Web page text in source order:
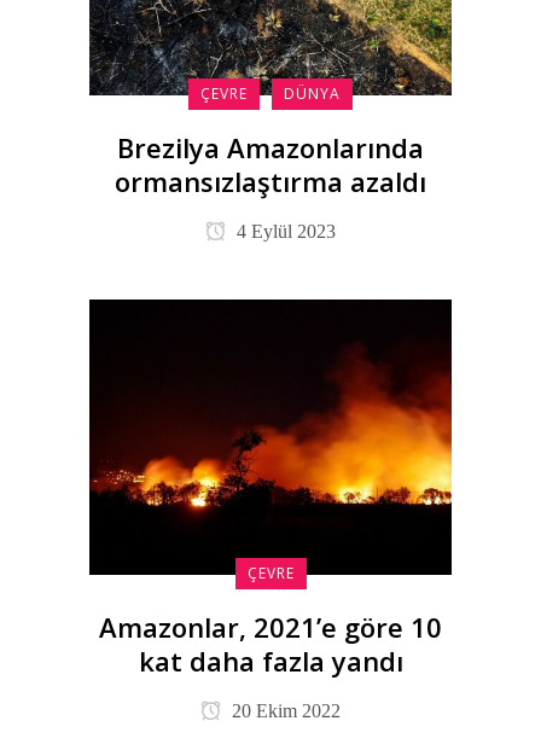
ÇEVRE DÜNYA
Brezilya Amazonlarında
ormansızlaştırma azaldı
4 Eylül 2023
ÇEVRE
Amazonlar, 2021’e göre 10
kat daha fazla yandı
20 Ekim 2022